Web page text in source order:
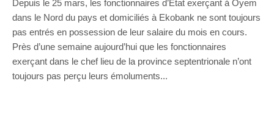
Depuis le 25 mars, les fonctionnaires d’État exerçant à Oyem
dans le Nord du pays et domiciliés à Ekobank ne sont toujours
pas entrés en possession de leur salaire du mois en cours.
Près d’une semaine aujourd’hui que les fonctionnaires
exerçant dans le chef lieu de la province septentrionale n’ont
toujours pas perçu leurs émoluments...